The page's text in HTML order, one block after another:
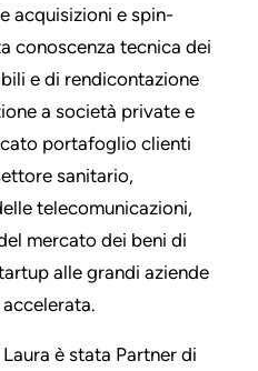
acquisizioni e spin-
conoscenza tecnica dei
e di rendicontazione
a società private e
portafoglio clienti
sanitario,
telecomunicazioni,
mercato dei beni di
alle grandi aziende
è stata Partner di